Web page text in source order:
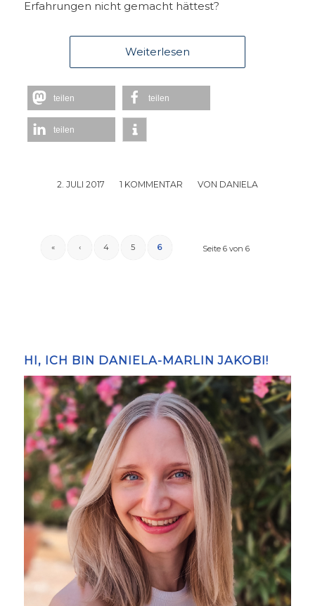
Erfahrungen nicht gemacht hättest?
Weiterlesen
teilen teilen
teilen
2. JULI 2017
/ 1 KOMMENTAR
/ VON DANIELA
Seite 6 von 6
« ‹ 4 5 6
HI, ICH BIN DANIELA-MARLIN JAKOBI!